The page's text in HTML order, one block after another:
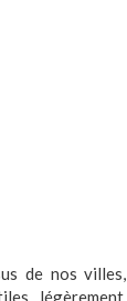
de nos